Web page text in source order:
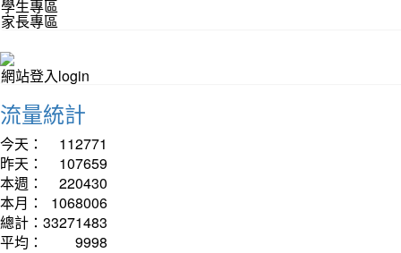
學生專區
家長專區
網站登入login
流量統計
今天：
112771
昨天：
107659
本週：
220430
本月：
1068006
總計： 33271483
平均：
9998